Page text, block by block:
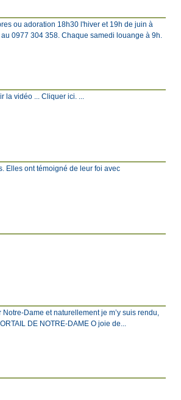
ou adoration 18h30 l'hiver et 19h de juin à
0977 304 358. Chaque samedi louange à 9h.
la vidéo ... Cliquer ici. ...
Elles ont témoigné de leur foi avec
Dame et naturellement je m’y suis rendu,
DE NOTRE-DAME O joie de...